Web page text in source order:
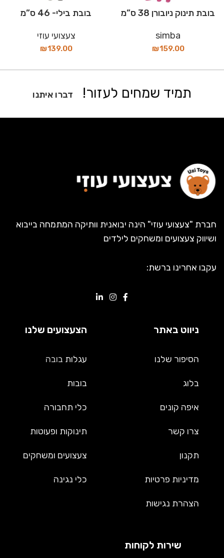
בובת תינוק ניובורן 38 ס”מ
simba
₪159.00
בובת בילי- 46 ס”מ
צעצועי עוזי
₪139.00
תמיד שמחים לעזור! דברו איתנו
חברת "צעצועי עוזי" הינה יבואנית וותיקה המתמחה בייבוא
ושיווק צעצועים ומשחקים לילדים
עקבו אחרינו ברשת:
ניווט באתר
הסיפור שלנו
בלוג
איפה קונים
צרו קשר
תקנון
מדיניות פרטיות
הצהרת נגישות
הצעצועים שלנו
עגלות בובה
בובות
כלי תחבורה
תינוקות ופעוטות
צעצועים ומשחקים
כלי נגינה
שירות לקוחות